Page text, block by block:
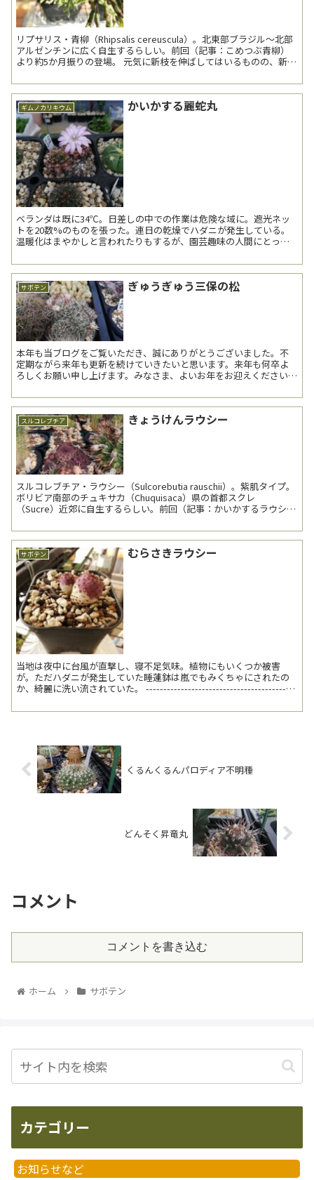
リプサリス・青柳（Rhipsalis cereuscula）。北東部ブラジル～北部
アルゼンチンに広く自生するらしい。前回（記事：こめつぶ青柳）
より約5か月振りの登場。 元気に新枝を伸ばしてはいるものの、新枝
ギムノカリキウム かいかする麗蛇丸
ベランダは既に34℃。日差しの中での作業は危険な域に。遮光ネッ
トを20数%のものを張った。連日の乾燥でハダニが発生している。
温暖化はまやかしと言われたりもするが、園芸趣味の人間にとって
サボテン ぎゅうぎゅう三保の松
本年も当ブログをご覧いただき、誠にありがとうございました。不
定期ながら来年も更新を続けていきたいと思います。来年も何卒よ
ろしくお願い申し上げます。みなさま、よいお年をお迎えください。
スルコレブチア きょうけんラウシー
スルコレブチア・ラウシー（Sulcorebutia rauschii）。紫肌タイプ。
ボリビア南部のチュキサカ（Chuquisaca）県の首都スクレ
（Sucre）近郊に自生するらしい。前回（記事：かいかするラウシ
サボテン むらさきラウシー
当地は夜中に台風が直撃し、寝不足気味。植物にもいくつか被害
が。ただハダニが発生していた睡蓮鉢は嵐でもみくちゃにされたの
か、綺麗に洗い流されていた。 -------------------------------------------
くるんくるんパロディア不明種
どんそく昇竜丸
コメント
コメントを書き込む
ホーム サボテン
カテゴリー
お知らせなど